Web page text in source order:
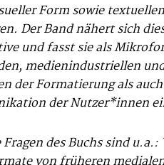
Form sowie
Der Band nähert sich
und fasst sie als
medienindustriellen
der Formatierung als
der Nutzer*innen
des Buchs sind